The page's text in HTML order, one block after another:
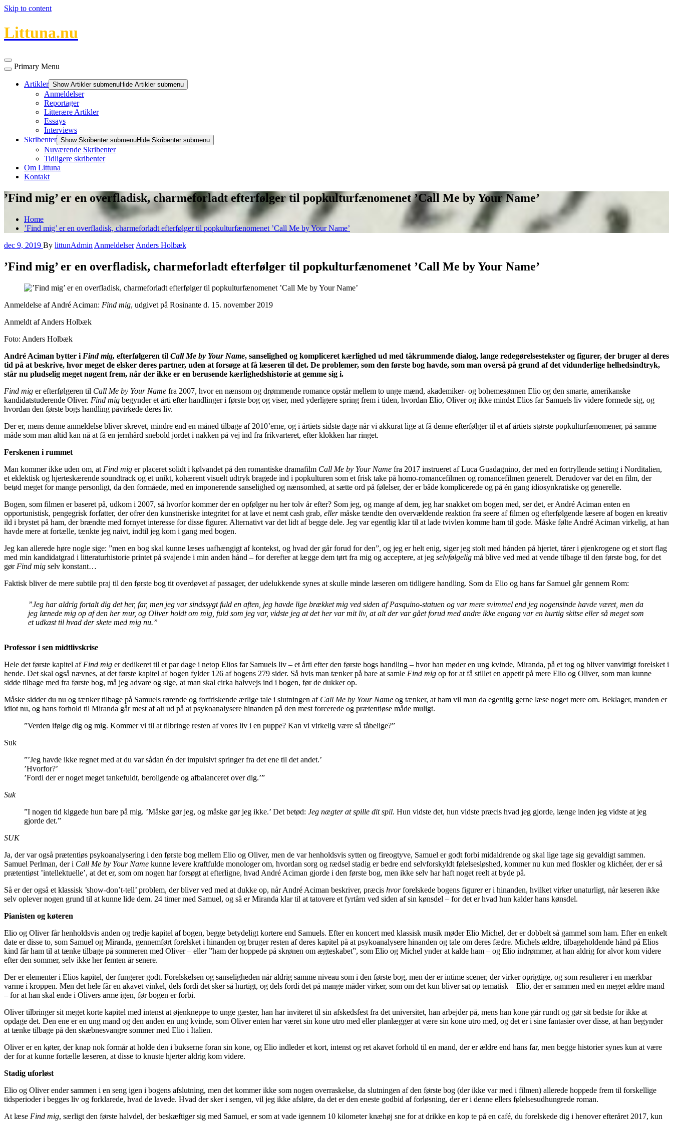
Skip to content
Littuna.nu
Primary Menu
Artikler Show Artikler submenuHide Artikler submenu
Anmeldelser
Reportager
Litterære Artikler
Essays
Interviews
Skribenter Show Skribenter submenuHide Skribenter submenu
Nuværende Skribenter
Tidligere skribenter
Om Littuna
Kontakt
’Find mig’ er en overfladisk, charmeforladt efterfølger til popkulturfænomenet ’Call Me by Your Name’
Home
’Find mig’ er en overfladisk, charmeforladt efterfølger til popkulturfænomenet ’Call Me by Your Name’
dec 9, 2019 By littunAdmin Anmeldelser Anders Holbæk
’Find mig’ er en overfladisk, charmeforladt efterfølger til popkulturfænomenet ’Call Me by Your Name’
Anmeldelse af André Aciman: Find mig, udgivet på Rosinante d. 15. november 2019
Anmeldt af Anders Holbæk
Foto: Anders Holbæk
André Aciman bytter i Find mig, efterfølgeren til Call Me by Your Name, sanselighed og kompliceret kærlighed ud med tåkrummende dialog, lange redegørelsestekster og figurer, der bruger al deres
tid på at beskrive, hvor meget de elsker deres partner, uden at forsøge at få læseren til det. De problemer, som den første bog havde, som man overså på grund af det vidunderlige helhedsindtryk,
står nu pludselig meget nøgent frem, når der ikke er en berusende kærlighedshistorie at gemme sig i.
Find mig er efterfølgeren til Call Me by Your Name fra 2007, hvor en nænsom og drømmende romance opstår mellem to unge mænd, akademiker- og bohemesønnen Elio og den smarte, amerikanske
kandidatstuderende Oliver. Find mig begynder et årti efter handlinger i første bog og viser, med yderligere spring frem i tiden, hvordan Elio, Oliver og ikke mindst Elios far Samuels liv videre formede sig, og
hvordan den første bogs handling påvirkede deres liv.
Der er, mens denne anmeldelse bliver skrevet, mindre end en måned tilbage af 2010’erne, og i årtiets sidste dage når vi akkurat lige at få denne efterfølger til et af årtiets største popkulturfænomener, på samme
måde som man altid kan nå at få en jernhård snebold jordet i nakken på vej ind fra frikvarteret, efter klokken har ringet.
Ferskenen i rummet
Man kommer ikke uden om, at Find mig er placeret solidt i kølvandet på den romantiske dramafilm Call Me by Your Name fra 2017 instrueret af Luca Guadagnino, der med en fortryllende setting i Norditalien,
et eklektisk og hjerteskærende soundtrack og et unikt, kohærent visuelt udtryk bragede ind i popkulturen som et frisk take på homo-romancefilmen og romancefilmen generelt. Derudover var det en film, der
betød meget for mange personligt, da den formåede, med en imponerende sanselighed og nænsomhed, at sætte ord på følelser, der er både komplicerede og på én gang idiosynkratiske og generelle.
Bogen, som filmen er baseret på, udkom i 2007, så hvorfor kommer der en opfølger nu her tolv år efter? Som jeg, og mange af dem, jeg har snakket om bogen med, ser det, er André Aciman enten en
opportunistisk, pengegrisk forfatter, der ofrer den kunstneriske integritet for at lave et nemt cash grab, ellermåske tændte den overvældende reaktion fra seere af filmen og efterfølgende læsere af bogen en kreativ
ild i brystet på ham, der brændte med fornyet interesse for disse figurer. Alternativt var det lidt af begge dele. Jeg var egentlig klar til at lade tvivlen komme ham til gode. Måske følte André Aciman virkelig, at han
havde mere at fortælle, tænkte jeg naivt, indtil jeg kom i gang med bogen.
Jeg kan allerede høre nogle sige: ”men en bog skal kunne læses uafhængigt af kontekst, og hvad der går forud for den”, og jeg er helt enig, siger jeg stolt med hånden på hjertet, tårer i øjenkrogene og et stort flag
med min kandidatgrad i litteraturhistorie printet på svajende i min anden hånd – for derefter at lægge dem tørt fra mig og acceptere, at jeg selvfølgelig må blive ved med at vende tilbage til den første bog, for det
gør Find mig selv konstant…
Faktisk bliver de mere subtile praj til den første bog tit overdøvet af passager, der udelukkende synes at skulle minde læseren om tidligere handling. Som da Elio og hans far Samuel går gennem Rom:
”Jeg har aldrig fortalt dig det her, far, men jeg var sindssygt fuld en aften, jeg havde lige brækket mig ved siden af Pasquino-statuen og var mere svimmel end jeg nogensinde havde været, men da
jeg lænede mig op af den her mur, og Oliver holdt om mig, fuld som jeg var, vidste jeg at det her var mit liv, at alt der var gået forud med andre ikke engang var en hurtig skitse eller så meget som
et udkast til hvad der skete med mig nu.”
Professor i sen midtlivskrise
Hele det første kapitel af Find mig er dedikeret til et par dage i netop Elios far Samuels liv – et årti efter den første bogs handling – hvor han møder en ung kvinde, Miranda, på et tog og bliver vanvittigt forelsket i
hende. Det skal også nævnes, at det første kapitel af bogen fylder 126 af bogens 279 sider. Så hvis man tænker på bare at samle Find mig op for at få stillet en appetit på mere Elio og Oliver, som man kunne
sidde tilbage med fra første bog, må jeg advare og sige, at man skal cirka halvvejs ind i bogen, før de dukker op.
Måske sidder du nu og tænker tilbage på Samuels rørende og forfriskende ærlige tale i slutningen af Call Me by Your Name og tænker, at ham vil man da egentlig gerne læse noget mere om. Beklager, manden er
idiot nu, og hans forhold til Miranda går mest af alt ud på at psykoanalysere hinanden på den mest forcerede og prætentiøse måde muligt.
”Verden ifølge dig og mig. Kommer vi til at tilbringe resten af vores liv i en puppe? Kan vi virkelig være så tåbelige?”
Suk
”’Jeg havde ikke regnet med at du var sådan én der impulsivt springer fra det ene til det andet.’
’Hvorfor?’
’Fordi der er noget meget tankefuldt, beroligende og afbalanceret over dig.’”
Suk
”I nogen tid kiggede hun bare på mig. ’Måske gør jeg, og måske gør jeg ikke.’ Det betød: Jeg nægter at spille dit spil. Hun vidste det, hun vidste præcis hvad jeg gjorde, længe inden jeg vidste at jeg
gjorde det.”
SUK
Ja, der var også prætentiøs psykoanalysering i den første bog mellem Elio og Oliver, men de var henholdsvis sytten og fireogtyve, Samuel er godt forbi midaldrende og skal lige tage sig gevaldigt sammen.
Samuel Perlman, der i Call Me by Your Name kunne levere kraftfulde monologer om, hvordan sorg og rædsel stadig er bedre end selvforskyldt følelsesløshed, kommer nu kun med floskler og klichéer, der er så
prætentiøst ’intellektuelle’, at det er, som om nogen har forsøgt at efterligne, hvad André Aciman gjorde i den første bog, men ikke selv har haft noget reelt at byde på.
Så er der også et klassisk ’show-don’t-tell’ problem, der bliver ved med at dukke op, når André Aciman beskriver, præcis hvorforelskede bogens figurer er i hinanden, hvilket virker unaturligt, når læseren ikke
selv oplever nogen grund til at kunne lide dem. 24 timer med Samuel, og så er Miranda klar til at tatovere et fyrtårn ved siden af sin kønsdel – for det er hvad hun kalder hans kønsdel.
Pianisten og køteren
Elio og Oliver får henholdsvis anden og tredje kapitel af bogen, begge betydeligt kortere end Samuels. Efter en koncert med klassisk musik møder Elio Michel, der er dobbelt så gammel som ham. Efter en enkelt
date er disse to, som Samuel og Miranda, gennemført forelsket i hinanden og bruger resten af deres kapitel på at psykoanalysere hinanden og tale om deres fædre. Michels ældre, tilbageholdende hånd på Elios
kind får ham til at tænke tilbage på sommeren med Oliver – eller ”ham der hoppede på skrønen om ægteskabet”, som Elio og Michel ynder at kalde ham – og Elio indrømmer, at han aldrig for alvor kom videre
efter den sommer, selv ikke her femten år senere.
Der er elementer i Elios kapitel, der fungerer godt. Forelskelsen og sanseligheden når aldrig samme niveau som i den første bog, men der er intime scener, der virker oprigtige, og som resulterer i en mærkbar
varme i kroppen. Men det hele får en akavet vinkel, dels fordi det sker så hurtigt, og dels fordi det på mange måder virker, som om det kun bliver sat op tematisk – Elio, der er sammen med en meget ældre mand
– for at han skal ende i Olivers arme igen, før bogen er forbi.
Oliver tilbringer sit meget korte kapitel med intenst at øjenkneppe to unge gæster, han har inviteret til sin afskedsfest fra det universitet, han arbejder på, mens han kone går rundt og gør sit bedste for ikke at
opdage det. Den ene er en ung mand og den anden en ung kvinde, som Oliver enten har været sin kone utro med eller planlægger at være sin kone utro med, og det er i sine fantasier over disse, at han begynder
at tænke tilbage på den skæbnesvangre sommer med Elio i Italien.
Oliver er en køter, der knap nok formår at holde den i bukserne foran sin kone, og Elio indleder et kort, intenst og ret akavet forhold til en mand, der er ældre end hans far, men begge historier synes kun at være
der for at kunne fortælle læseren, at disse to knuste hjerter aldrig kom videre.
Stadig uforløst
Elio og Oliver ender sammen i en seng igen i bogens afslutning, men det kommer ikke som nogen overraskelse, da slutningen af den første bog (der ikke var med i filmen) allerede hoppede frem til forskellige
tidsperioder i begges liv og forklarede, hvad de lavede. Hvad der sker i sengen, vil jeg ikke afsløre, da det er den eneste godbid af forløsning, der er i denne ellers følelsesudhungrede roman.
At læse Find mig, særligt den første halvdel, der beskæftiger sig med Samuel, er som at vade igennem 10 kilometer knæhøj sne for at drikke en kop te på en café, du forelskede dig i henover efteråret 2017, kun